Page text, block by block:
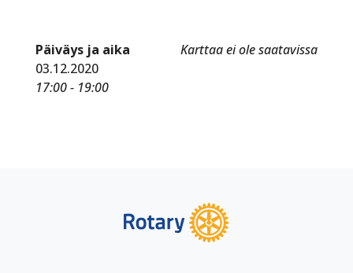
Karttaa ei ole saatavissa
Päiväys ja aika
03.12.2020
17:00 - 19:00